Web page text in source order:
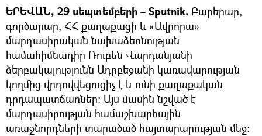
ԵՐԵՎԱՆ, 29 սեպտեմբերի – Sputnik. Բարերար,
գործարար, ՀՀ քաղաքացի և «Ավրորա»
մարդասիրական նախաձեռնության
համահիմնադիր Ռուբեն Վարդանյանի
ձերբակալությունն Ադրբեջանի կառավարության
կողմից վրդովվեցուցիչ է և ունի քաղաքական
դրդապատճառներ: Այս մասին նշված է
մարդասիրության համաշխարհային
առաջնորդների տարածած հայտարարության մեջ։